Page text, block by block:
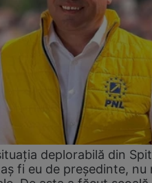
deplorabilă din
fi eu de președinte, nu